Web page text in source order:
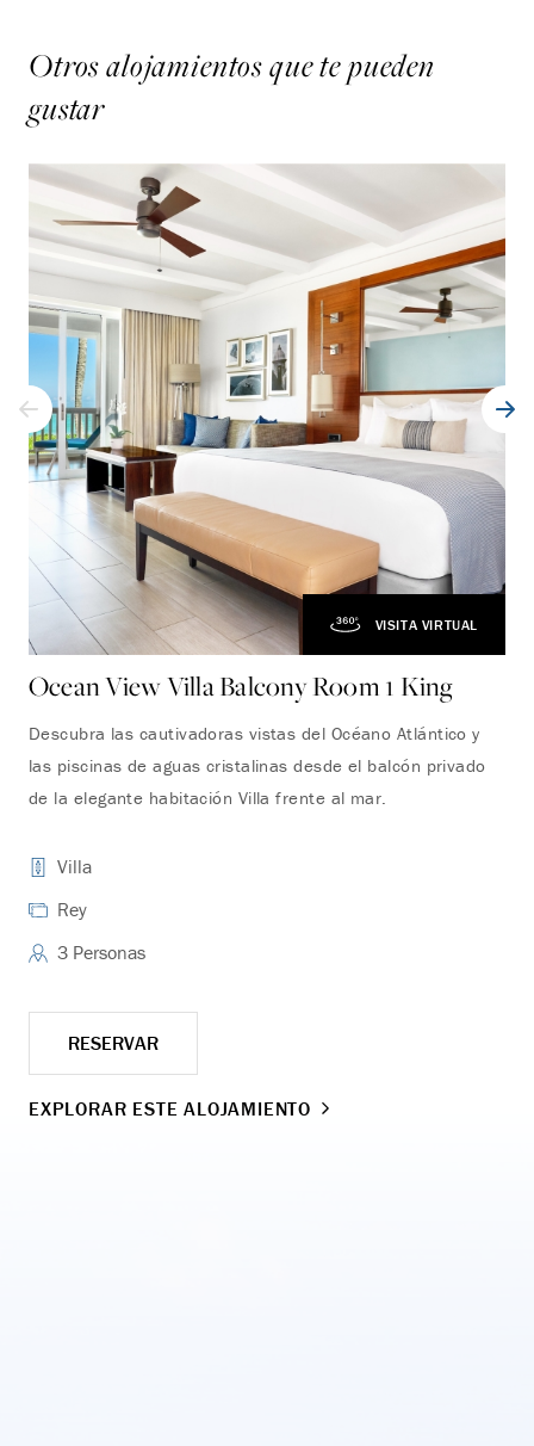
Otros alojamientos que te pueden
gustar
VISITA VIRTUAL
Ocean View Villa Balcony Room 1 King
Descubra las cautivadoras vistas del Océano Atlántico y
las piscinas de aguas cristalinas desde el balcón privado
de la elegante habitación Villa frente al mar.
Villa
Rey
3 Personas
RESERVAR
EXPLORAR ESTE ALOJAMIENTO